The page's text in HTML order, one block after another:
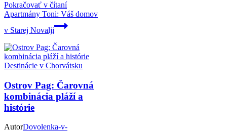
Pokračovať v čítaní
Apartmány Toni: Váš domov
v Starej Novalji
Destinácie v Chorvátsku
Ostrov Pag: Čarovná
kombinácia pláží a
histórie
AutorDovolenka-v-